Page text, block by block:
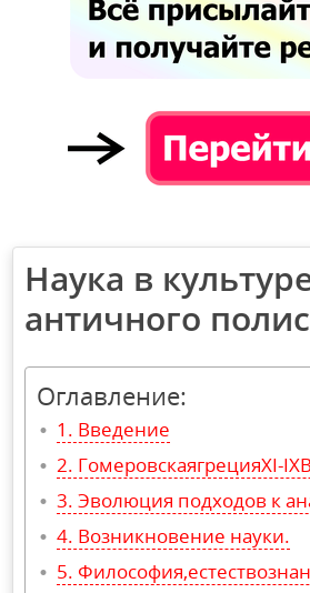
Наука в
античного
Оглавление:
Введение
ГомеровскаягрецияXI-
Эволюция подходов к
Возникновение науки.